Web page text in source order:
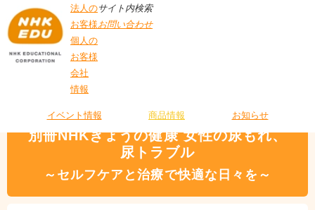
法人の
お客様
個人の
お客様
会社
情報
サイト内検索
お問い合わせ
イベント情報 商品情報 お知らせ
もれ、尿トラブル
別冊NHKきょうの健康 女性の尿もれ、
尿トラブル
～セルフケアと治療で快適な日々を～